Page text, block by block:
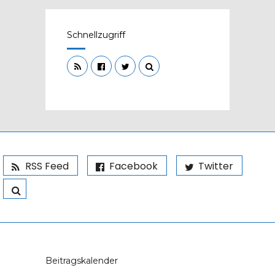
Schnellzugriff
RSS Feed Facebook Twitter
Beitragskalender